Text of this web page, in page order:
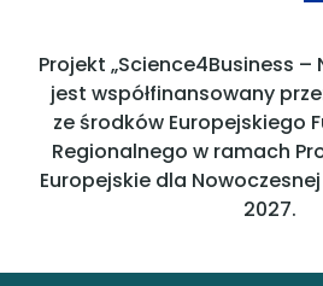
Projekt „Science4Business –
jest współfinansowany
ze środków Europejskiego
Regionalnego w ramach
Europejskie dla
2027.